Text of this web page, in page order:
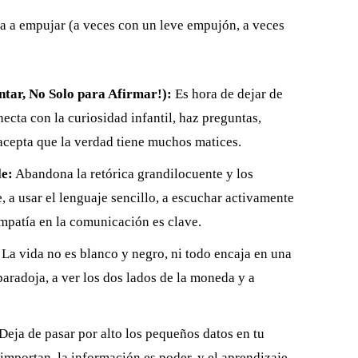
a empujar (a veces con un leve empujón, a veces
No Solo para Afirmar!): Es hora de dejar de
con la curiosidad infantil, haz preguntas,
que la verdad tiene muchos matices.
Abandona la retórica grandilocuente y los
a usar el lenguaje sencillo, a escuchar activamente
en la comunicación es clave.
vida no es blanco y negro, ni todo encaja en una
a ver los dos lados de la moneda y a
de pasar por alto los pequeños datos en tu